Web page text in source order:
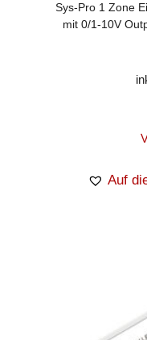
Sys-Pro 1 Zone
mit 0/1-10V
Auf